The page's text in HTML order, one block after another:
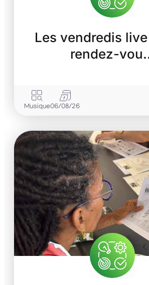
Les vendredis
rendez-
Musique06/08/26